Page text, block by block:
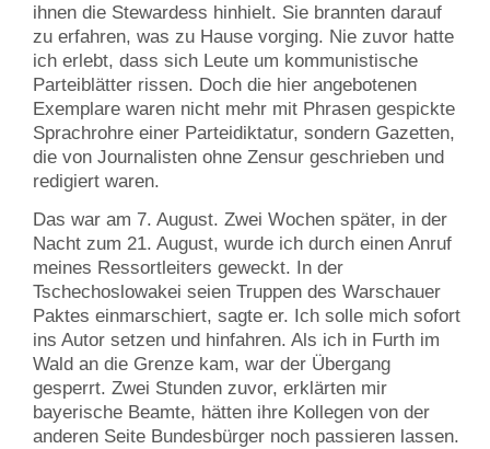
ihnen die Stewardess hinhielt. Sie brannten darauf
zu erfahren, was zu Hause vorging. Nie zuvor hatte
ich erlebt, dass sich Leute um kommunistische
Parteiblätter rissen. Doch die hier angebotenen
Exemplare waren nicht mehr mit Phrasen gespickte
Sprachrohre einer Parteidiktatur, sondern Gazetten,
die von Journalisten ohne Zensur geschrieben und
redigiert waren.
Das war am 7. August. Zwei Wochen später, in der
Nacht zum 21. August, wurde ich durch einen Anruf
meines Ressortleiters geweckt. In der
Tschechoslowakei seien Truppen des Warschauer
Paktes einmarschiert, sagte er. Ich solle mich sofort
ins Autor setzen und hinfahren. Als ich in Furth im
Wald an die Grenze kam, war der Übergang
gesperrt. Zwei Stunden zuvor, erklärten mir
bayerische Beamte, hätten ihre Kollegen von der
anderen Seite Bundesbürger noch passieren lassen.